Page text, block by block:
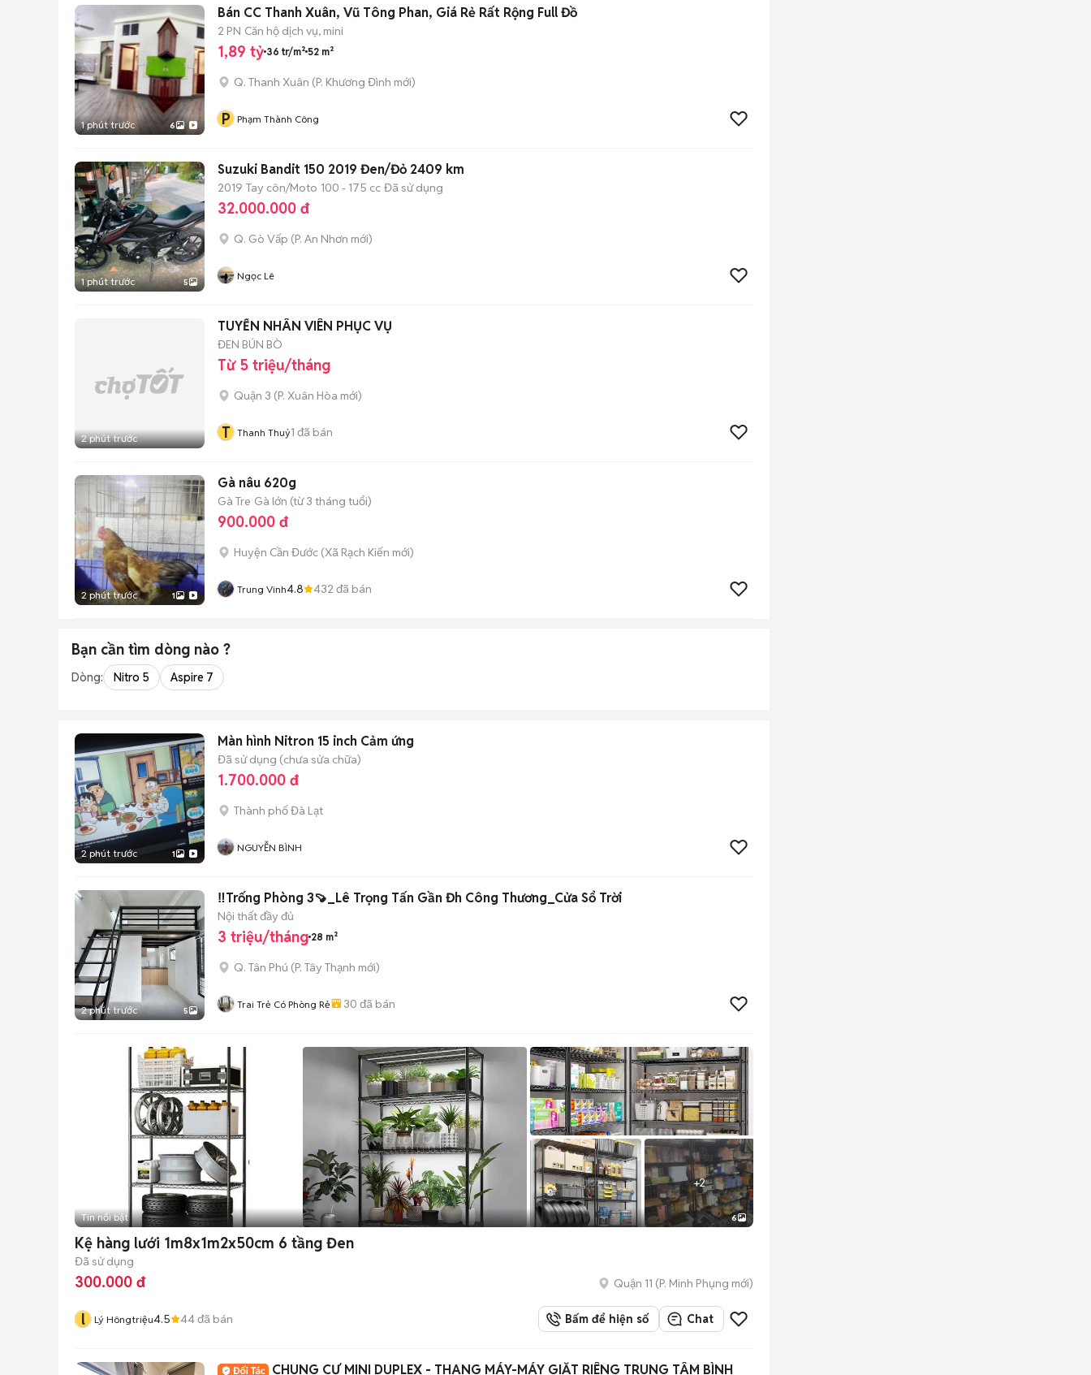
1 phút trước 6
Bán CC Thanh Xuân, Vũ Tông Phan, Giá Rẻ Rất Rộng Full Đồ
2 PN Căn hộ dịch vụ, mini
1,89 tỷ 36 tr/m² 52 m²
Q. Thanh Xuân (P. Khương Đình mới)
P Phạm Thành Công
1 phút trước 5
Suzuki Bandit 150 2019 Đen/Đỏ 2409 km
2019 Tay côn/Moto 100 - 175 cc Đã sử dụng
32.000.000 đ
Q. Gò Vấp (P. An Nhơn mới)
Ngọc Lê
2 phút trước
TUYỂN NHÂN VIÊN PHỤC VỤ
ĐEN BÚN BÒ
Từ 5 triệu/tháng
Quận 3 (P. Xuân Hòa mới)
T Thanh Thuỷ1 đã bán
2 phút trước 1
Gà nâu 620g
Gà Tre Gà lớn (từ 3 tháng tuổi)
900.000 đ
Huyện Cần Đước (Xã Rạch Kiến mới)
Trung Vinh4.8 432 đã bán
Bạn cần tìm dòng nào ?
Dòng: Nitro 5 Aspire 7
2 phút trước 1
Màn hình Nitron 15 inch Cảm ứng
Đã sử dụng (chưa sửa chữa)
1.700.000 đ
Thành phố Đà Lạt
NGUYỄN BÌNH
2 phút trước 5
‼️Trống Phòng 3🍠_Lê Trọng Tấn Gần Đh Công Thương_Cửa Sổ Trời
Nội thất đầy đủ
3 triệu/tháng 28 m²
Q. Tân Phú (P. Tây Thạnh mới)
Trai Trẻ Có Phòng Rẻ 30 đã bán
+2
Tin nổi bật 6
Kệ hàng lưới 1m8x1m2x50cm 6 tầng Đen
Đã sử dụng
300.000 đ Quận 11 (P. Minh Phụng mới)
l Lý Hôngtriệu4.5 44đã bán Bấm để hiện số Chat
CHUNG CƯ MINI DUPLEX - THANG MÁY-MÁY GIẶT RIÊNG TRUNG TÂM BÌNH